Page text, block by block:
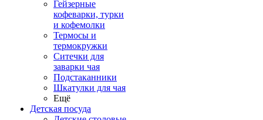
Гейзерные
кофеварки, турки
и кофемолки
Термосы и
термокружки
Ситечки для
заварки чая
Подстаканники
Шкатулки для чая
Ещё
Детская посуда